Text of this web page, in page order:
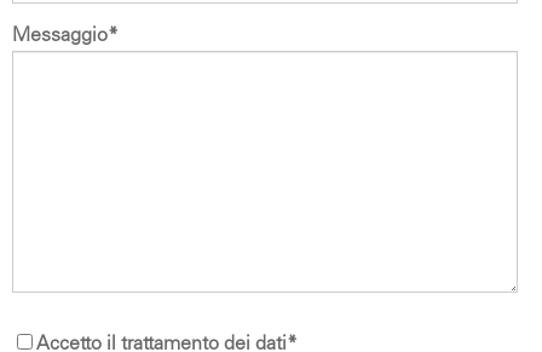
Messaggio*
Accetto il trattamento dei dati*